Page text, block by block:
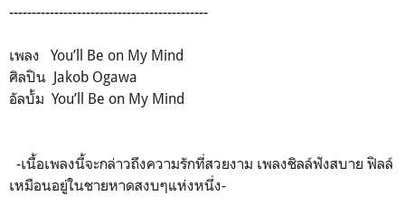
--------------------------------------------
เพลง You’ll Be on My Mind
ศิลปิน Jakob Ogawa
อัลบั้ม You’ll Be on My Mind
-เนื้อเพลงนี้จะกล่าวถึงความรักที่สวยงาม เพลงชิลล์ฟังสบาย ฟิลล์
เหมือนอยู่ในชายหาดสงบๆแห่งหนึ่ง-